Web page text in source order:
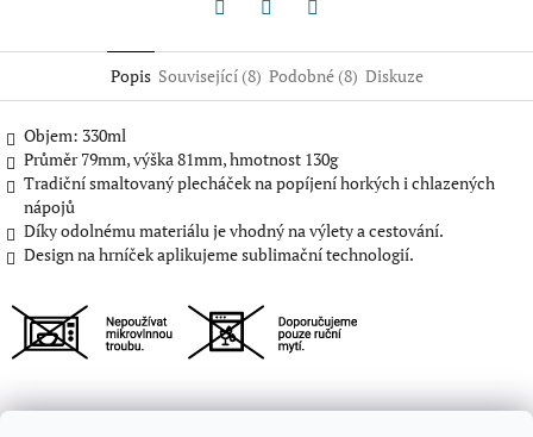
Popis Související (8) Podobné (8) Diskuze
Objem: 330ml
Průměr 79mm, výška 81mm, hmotnost 130g
Tradiční smaltovaný plecháček na popíjení horkých i chlazených
nápojů
Díky odolnému materiálu je vhodný na výlety a cestování.
Design na hrníček aplikujeme sublimační technologií.